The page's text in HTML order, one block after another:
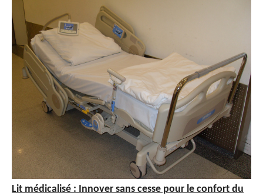
Lit médicalisé : Innover sans cesse pour le confort du